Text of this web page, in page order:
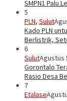
SMPN1 Palu
5
PLN, Sulut
Kado PLN
Berlistrik,
6
SulutAgustus
Gorontalo
Rasio Desa
7
Etalase